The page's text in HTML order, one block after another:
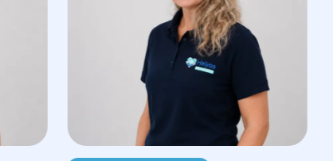
эмбрионов и проведения
имеют большой опыт в
поддержку и консультации на
необходимую помощь.